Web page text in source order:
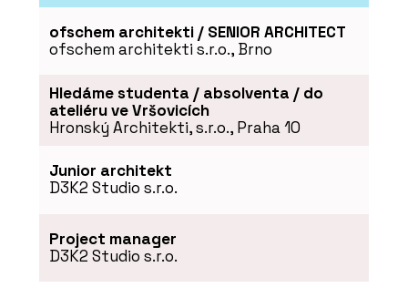
ofschem architekti / SENIOR ARCHITECT
ofschem architekti s.r.o., Brno
Hledáme studenta / absolventa / do
ateliéru ve Vršovicích
Hronský Architekti, s.r.o., Praha 10
Junior architekt
D3K2 Studio s.r.o.
Project manager
D3K2 Studio s.r.o.